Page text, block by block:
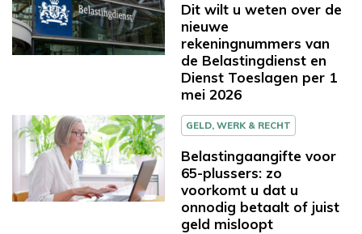
Dit wilt u weten over de
nieuwe
rekeningnummers van
de Belastingdienst en
Dienst Toeslagen per 1
mei 2026
GELD, WERK & RECHT
Belastingaangifte voor
65-plussers: zo
voorkomt u dat u
onnodig betaalt of juist
geld misloopt